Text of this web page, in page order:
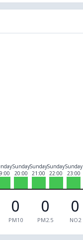
Sunday
20:00
Sunday
21:00
Sunday
22:00
Sunday
23:00
0
PM10
0
PM2.5
0
NO2